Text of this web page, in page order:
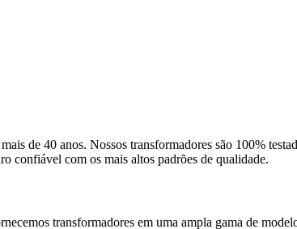
de 40 anos. Nossos transformadores são 100%
confiável com os mais altos padrões de qualidade.
transformadores em uma ampla gama de